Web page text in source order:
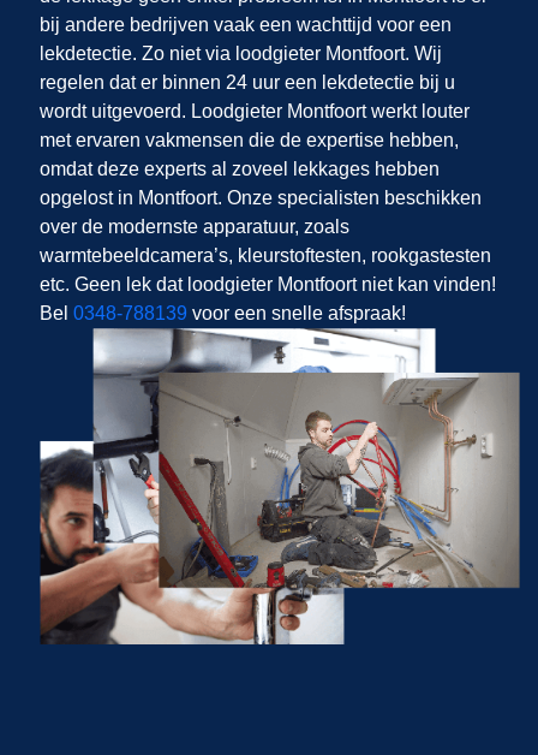
bij andere bedrijven vaak een wachttijd voor een
lekdetectie. Zo niet via loodgieter Montfoort. Wij
regelen dat er binnen 24 uur een lekdetectie bij u
wordt uitgevoerd. Loodgieter Montfoort werkt louter
met ervaren vakmensen die de expertise hebben,
omdat deze experts al zoveel lekkages hebben
opgelost in Montfoort. Onze specialisten beschikken
over de modernste apparatuur, zoals
warmtebeeldcamera’s, kleurstoftesten, rookgastesten
etc. Geen lek dat loodgieter Montfoort niet kan vinden!
Bel 0348-788139 voor een snelle afspraak!